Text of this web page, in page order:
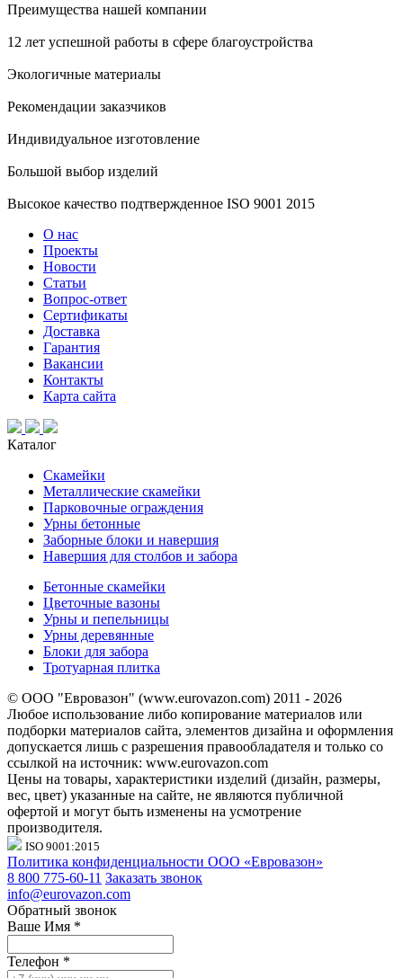
Преимущества нашей компании
12 лет успешной работы в сфере благоустройства
Экологичные материалы
Рекомендации заказчиков
Индивидуальное изготовление
Большой выбор изделий
Высокое качество подтвержденное ISO 9001 2015
О нас
Проекты
Новости
Статьи
Вопрос-ответ
Сертификаты
Доставка
Гарантия
Вакансии
Контакты
Карта сайта
Каталог
Скамейки
Металлические скамейки
Парковочные ограждения
Урны бетонные
Заборные блоки и навершия
Навершия для столбов и забора
Бетонные скамейки
Цветочные вазоны
Урны и пепельницы
Урны деревянные
Блоки для забора
Тротуарная плитка
© ООО "Евровазон" (www.eurovazon.com) 2011 - 2026
Любое использование либо копирование материалов или
подборки материалов сайта, элементов дизайна и оформления
допускается лишь с разрешения правообладателя и только со
ссылкой на источник: www.eurovazon.com
Цены на товары, характеристики изделий (дизайн, размеры,
вес, цвет) указанные на сайте, не являются публичной
офертой и могут быть изменены на усмотрение
производителя.
ISO 9001:2015
Политика конфиденциальности ООО «Евровазон»
8 800 775-60-11 Заказать звонок
info@eurovazon.com
Обратный звонок
Ваше Имя *
Телефон *